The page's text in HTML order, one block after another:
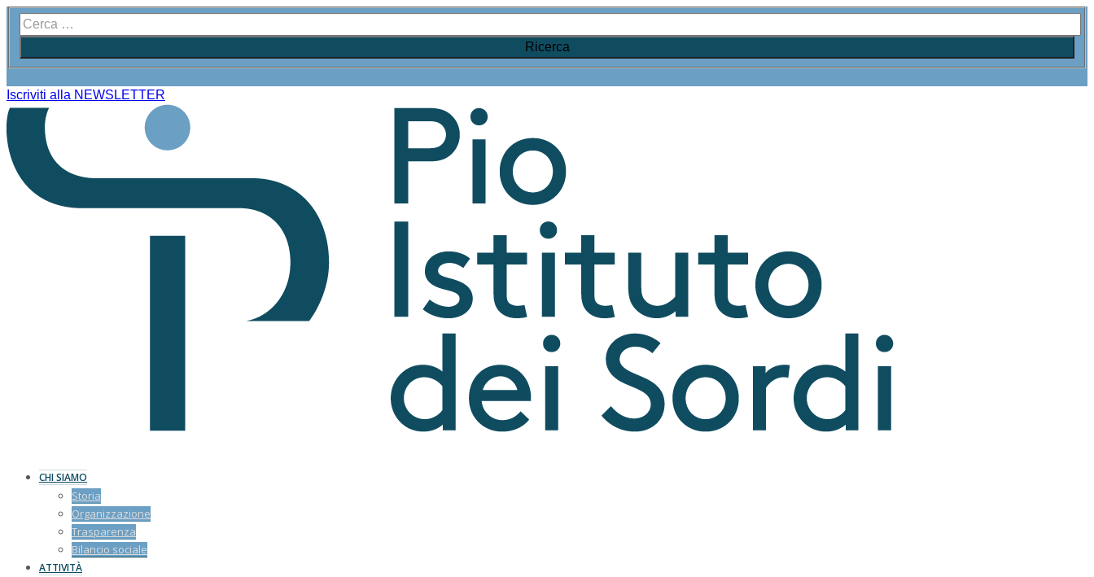
Iscriviti alla NEWSLETTER
CHI SIAMO
Storia
Organizzazione
Trasparenza
Bilancio sociale
ATTIVITÀ